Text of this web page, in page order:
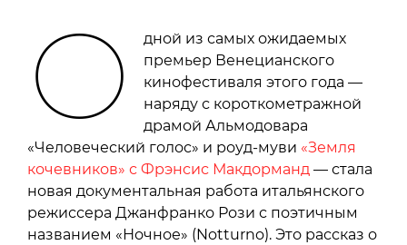
О
дной из самых ожидаемых
премьер Венецианского
кинофестиваля этого года —
наряду с короткометражной
драмой Альмодовара
«Человеческий голос» и роуд-муви «Земля
кочевников» с Фрэнсис Макдорманд — стала
новая документальная работа итальянского
режиссера Джанфранко Рози с поэтичным
названием «Ночное» (Notturno). Это рассказ о